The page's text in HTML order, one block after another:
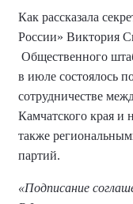
Как рассказала
России» Виктория
Общественного
в июле состоялось
сотрудничестве
Камчатского края и
также
партий.
«Подписание